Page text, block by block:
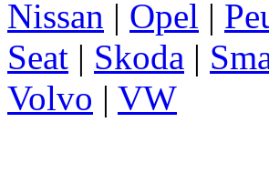
Nissan | Opel |
Seat | Skoda |
Volvo | VW